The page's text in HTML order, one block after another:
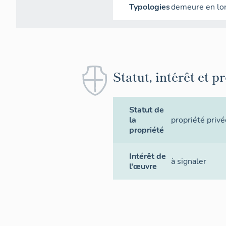
Typologiesdemeure en
Statut, intérêt et
Statut de
la
propriété
propriété
Intérêt de
l'œuvre
à signaler